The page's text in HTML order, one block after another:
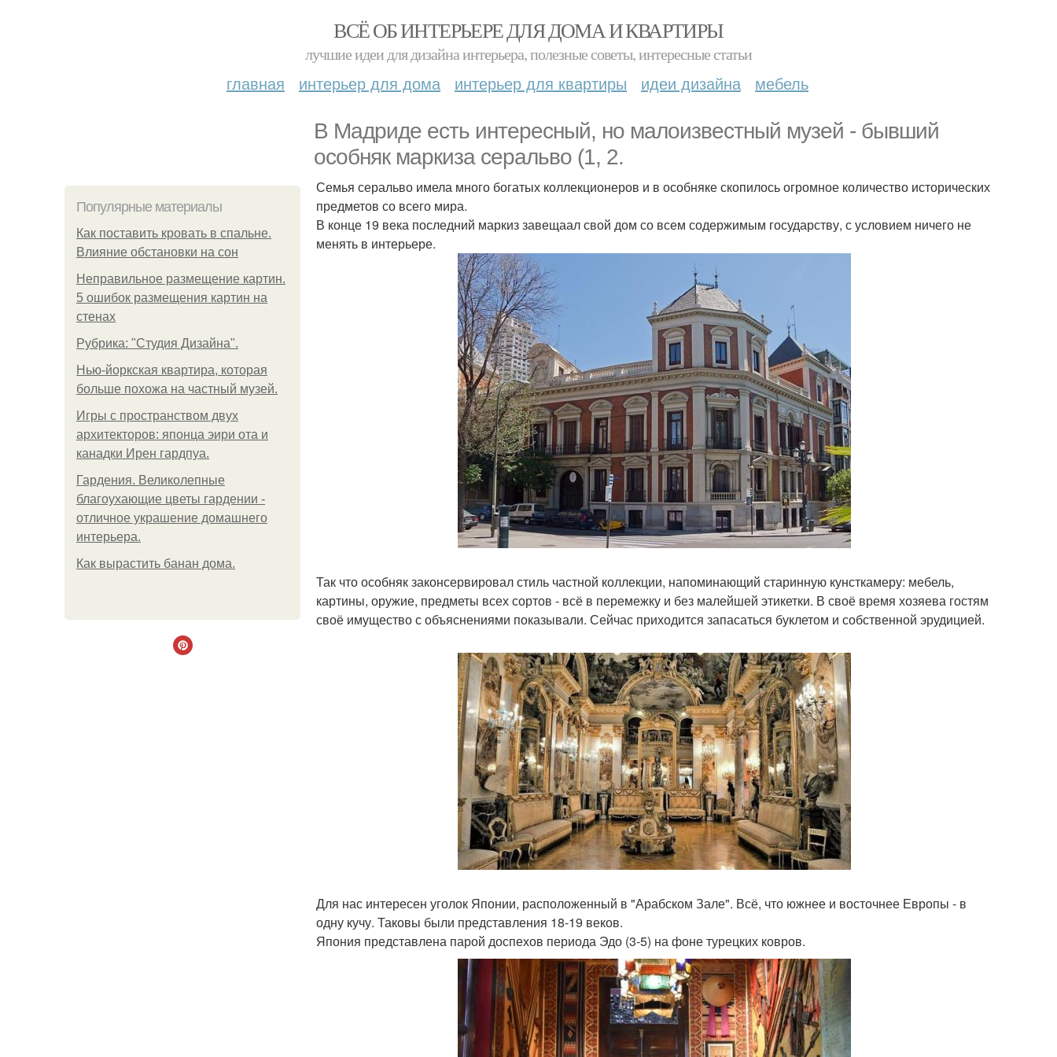
ВСЁ ОБ ИНТЕРЬЕРЕ ДЛЯ ДОМА И КВАРТИРЫ
лучшие идеи для дизайна интерьера, полезные советы, интересные статьи
главная интерьер для дома интерьер для квартиры идеи дизайна мебель
В Мадриде есть интересный, но малоизвестный музей - бывший
особняк маркиза серальво (1, 2.
Популярные материалы
Как поставить кровать в спальне.
Влияние обстановки на сон
Неправильное размещение картин.
5 ошибок размещения картин на
стенах
Рубрика: "Студия Дизайна".
Нью-йоркская квартира, которая
больше похожа на частный музей.
Игры с пространством двух
архитекторов: японца эири ота и
канадки Ирен гардпуа.
Гардения. Великолепные
благоухающие цветы гардении -
отличное украшение домашнего
интерьера.
Как вырастить банан дома.
Семья серальво имела много богатых коллекционеров и в особняке скопилось огромное количество исторических
предметов со всего мира.
В конце 19 века последний маркиз завещаал свой дом со всем содержимым государству, с условием ничего не
менять в интерьере.
Так что особняк законсервировал стиль частной коллекции, напоминающий старинную кунсткамеру: мебель,
картины, оружие, предметы всех сортов - всё в перемежку и без малейшей этикетки. В своё время хозяева гостям
своё имущество с объяснениями показывали. Сейчас приходится запасаться буклетом и собственной эрудицией.
Для нас интересен уголок Японии, расположенный в "Арабском Зале". Всё, что южнее и восточнее Европы - в
одну кучу. Таковы были представления 18-19 веков.
Япония представлена парой доспехов периода Эдо (3-5) на фоне турецких ковров.